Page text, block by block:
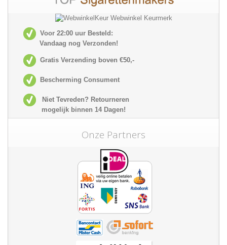
Voor 22:00 uur Besteld:
Vandaag nog Verzonden!
Gratis Verzending boven €50,-
Bescherming Consument
Niet Tevreden? Retourneren
mogelijk binnen 14 Dagen!
Onze Partners